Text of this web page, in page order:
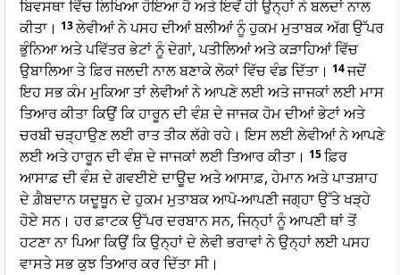
ਬਿਵਸਥਾ ਵਿੱਚ ਲਿਖਿਆ ਹੋਇਆ ਹੈ ਅਤੇ ਇਵੇਂ ਹੀ ਉਨ੍ਹਾਂ ਨੇ ਬਲਦਾਂ ਨਾਲ
ਕੀਤਾ। 13ਲੇਵੀਆਂ ਨੇ ਪਸਹ ਦੀਆਂ ਬਲੀਆਂ ਨੂੰ ਹੁਕਮ ਮੁਤਾਬਕ ਅੱਗ ਉੱਪਰ
ਭੁੰਨਿਆ ਅਤੇ ਪਵਿੱਤਰ ਭੇਟਾਂ ਨੂੰ ਦੇਗਾਂ, ਪਤੀਲਿਆਂ ਅਤੇ ਕੜਾਹਿਆਂ ਵਿੱਚ
ਉਬਾਲਿਆ ਤੇ ਫ਼ਿਰ ਜਲਦੀ ਨਾਲ ਬਣਾਕੇ ਲੋਕਾਂ ਵਿੱਚ ਵੰਡ ਦਿੱਤਾ। 14ਜਦੋਂ
ਇਹ ਸਭ ਕੰਮ ਮੁਕਿਆ ਤਾਂ ਲੇਵੀਆਂ ਨੇ ਆਪਣੇ ਲਈ ਅਤੇ ਜਾਜਕਾਂ ਲਈ ਮਾਸ
ਤਿਆਰ ਕੀਤਾ ਕਿਉਂ ਕਿ ਹਾਰੂਨ ਦੀ ਵੰਸ਼ ਦੇ ਜਾਜਕ ਹੋਮ ਦੀਆਂ ਭੇਟਾਂ ਅਤੇ
ਚਰਬੀ ਚੜ੍ਹਾਉਣ ਲਈ ਰਾਤ ਤੀਕ ਲੱਗੇ ਰਹੇ। ਇਸ ਲਈ ਲੇਵੀਆਂ ਨੇ ਆਪਣੇ
ਲਈ ਅਤੇ ਹਾਰੂਨ ਦੀ ਵੰਸ਼ ਦੇ ਜਾਜਕਾਂ ਲਈ ਤਿਆਰ ਕੀਤਾ। 15ਫ਼ਿਰ
ਆਸਾਫ਼ ਦੀ ਵੰਸ਼ ਦੇ ਗਵਈਏ ਦਾਊਦ ਅਤੇ ਆਸਾਫ਼, ਹੇਮਾਨ ਅਤੇ ਪਾਤਸ਼ਾਹ
ਦੇ ਗ਼ੈਬਦਾਨ ਯਦੂਥੂਨ ਦੇ ਹੁਕਮ ਮੁਤਾਬਕ ਆਪੋ-ਆਪਣੀ ਜਗ੍ਹਾ ਉੱਤੇ ਖੜ੍ਹੇ
ਹੋਏ ਸਨ। ਹਰ ਫ਼ਾਟਕ ਉੱਪਰ ਦਰਬਾਨ ਸਨ, ਜਿਨ੍ਹਾਂ ਨੂੰ ਆਪਣੀ ਥਾਂ ਤੋਂ
ਹਟਣਾ ਨਾ ਪਿਆ ਕਿਉਂ ਕਿ ਉਨ੍ਹਾਂ ਦੇ ਲੇਵੀ ਭਰਾਵਾਂ ਨੇ ਉਨ੍ਹਾਂ ਲਈ ਪਸਹ
ਵਾਸਤੇ ਸਭ ਕੁਝ ਤਿਆਰ ਕਰ ਦਿੱਤਾ ਸੀ।